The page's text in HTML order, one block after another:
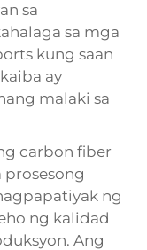
sa
sa mga
kung saan
ay
malaki sa
carbon fiber
ng
ng kalidad
Ang